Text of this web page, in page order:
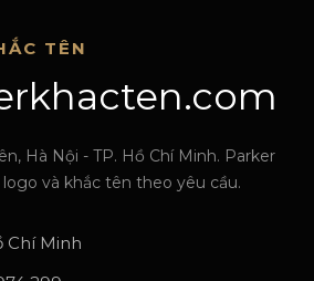
TÊN
Hà Nội - TP. Hồ Chí Minh. Parker
và khắc tên theo yêu cầu.
Chí Minh